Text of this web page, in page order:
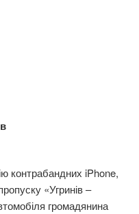
контрабандних iPhone,
«Угринів –
громадянина